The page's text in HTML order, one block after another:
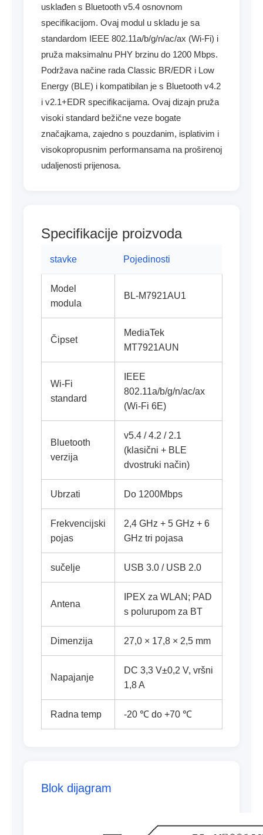
usklađen s Bluetooth v5.4 osnovnom
specifikacijom. Ovaj modul u skladu je sa
standardom IEEE 802.11a/b/g/n/ac/ax (Wi-Fi) i
pruža maksimalnu PHY brzinu do 1200 Mbps.
Podržava načine rada Classic BR/EDR i Low
Energy (BLE) i kompatibilan je s Bluetooth v4.2
i v2.1+EDR specifikacijama. Ovaj dizajn pruža
visoki standard bežične veze bogate
značajkama, zajedno s pouzdanim, isplativim i
visokopropusnim performansama na proširenoj
udaljenosti prijenosa.
Specifikacije proizvoda
stavke Pojedinosti
Model
modula
BL-M7921AU1
Čipset
MediaTek
MT7921AUN
Wi-Fi
standard
IEEE
802.11a/b/g/n/ac/ax
(Wi-Fi 6E)
Bluetooth
verzija
v5.4 / 4.2 / 2.1
(klasični + BLE
dvostruki način)
Ubrzati Do 1200Mbps
Frekvencijski
pojas
2,4 GHz + 5 GHz + 6
GHz tri pojasa
sučelje USB 3.0 / USB 2.0
Antena
IPEX za WLAN; PAD
s polurupom za BT
Dimenzija 27,0 × 17,8 × 2,5 mm
Napajanje
DC 3,3 V±0,2 V, vršni
1,8 A
Radna temp -20 ℃ do +70 ℃
Blok dijagram